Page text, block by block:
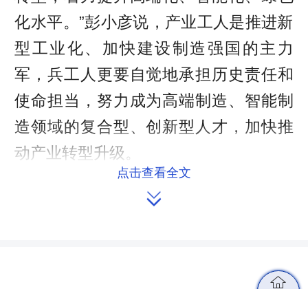
化水平。”彭小彦说，产业工人是推进新
型工业化、加快建设制造强国的主力
军，兵工人更要自觉地承担历史责任和
使命担当，努力成为高端制造、智能制
造领域的复合型、创新型人才，加快推
动产业转型升级。
此次参会，彭小彦提交6条建议，其
被国家相关部委参阅。会议期间，10多
点击查看全文
